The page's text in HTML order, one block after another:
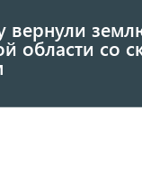
вернули
области со